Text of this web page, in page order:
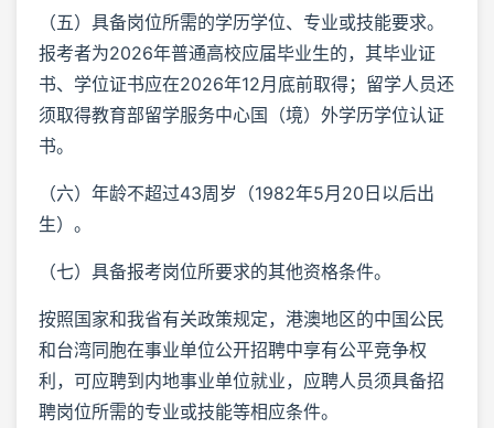
（五）具备岗位所需的学历学位、专业或技能要求。
报考者为2026年普通高校应届毕业生的，其毕业证
书、学位证书应在2026年12月底前取得；留学人员还
须取得教育部留学服务中心国（境）外学历学位认证
书。
（六）年龄不超过43周岁（1982年5月20日以后出
生）。
（七）具备报考岗位所要求的其他资格条件。
按照国家和我省有关政策规定，港澳地区的中国公民
和台湾同胞在事业单位公开招聘中享有公平竞争权
利，可应聘到内地事业单位就业，应聘人员须具备招
聘岗位所需的专业或技能等相应条件。